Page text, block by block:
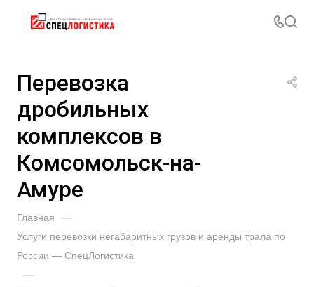
Перевозка
дробильных
комплексов в
Комсомольск-на-
Амуре
Главная —
Услуги перевозки негабаритных грузов и аренды трала по
России — СпецЛогистика
—